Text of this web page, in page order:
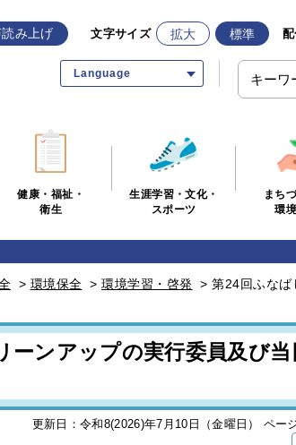
み上げ 文字サイズ 拡大 標準
Language
健康・福祉・
衛生
生涯学習・文化・
スポーツ
まち
環
> 環境保全 > 環境学習・啓発 > 第24回ふなば
ーンアップの実行委員及び当
更新日：令和8(2026)年7月10日（金曜日） ペー